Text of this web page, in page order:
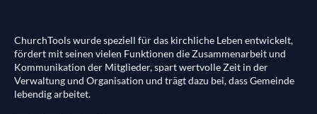
ChurchTools wurde speziell für das kirchliche Leben entwickelt,
fördert mit seinen vielen Funktionen die Zusammenarbeit und
Kommunikation der Mitglieder, spart wertvolle Zeit in der
Verwaltung und Organisation und trägt dazu bei, dass Gemeinde
lebendig arbeitet.